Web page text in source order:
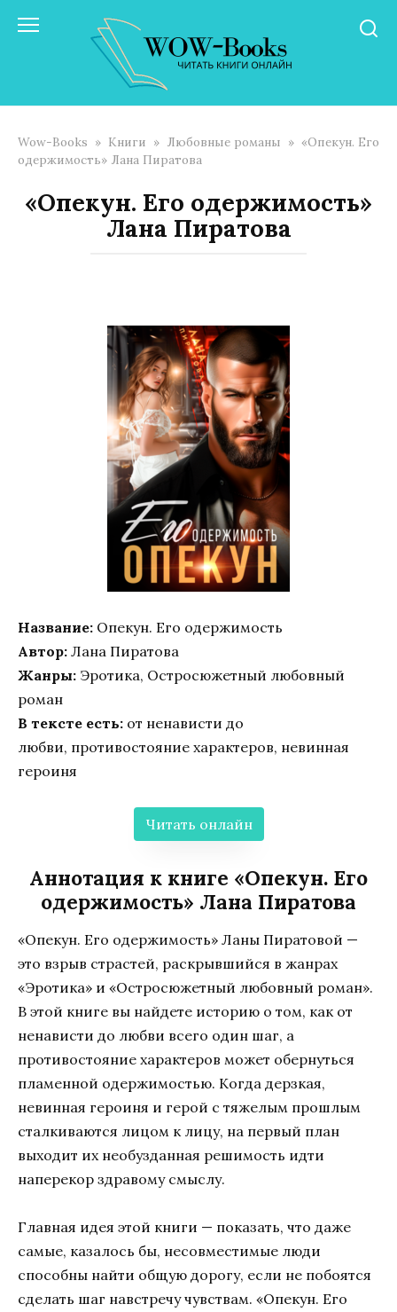
Wow-Books » Книги » Любовные романы » «Опекун. Его
одержимость» Лана Пиратова
«Опекун. Его одержимость»
Лана Пиратова
Название: Опекун. Его одержимость
Автор: Лана Пиратова
Жанры: Эротика, Остросюжетный любовный
роман
В тексте есть: от ненависти до
любви, противостояние характеров, невинная
героиня
Читать онлайн
Аннотация к книге «Опекун. Его
одержимость» Лана Пиратова
«Опекун. Его одержимость» Ланы Пиратовой —
это взрыв страстей, раскрывшийся в жанрах
«Эротика» и «Остросюжетный любовный роман».
В этой книге вы найдете историю о том, как от
ненависти до любви всего один шаг, а
противостояние характеров может обернуться
пламенной одержимостью. Когда дерзкая,
невинная героиня и герой с тяжелым прошлым
сталкиваются лицом к лицу, на первый план
выходит их необузданная решимость идти
наперекор здравому смыслу.
Главная идея этой книги — показать, что даже
самые, казалось бы, несовместимые люди
способны найти общую дорогу, если не побоятся
сделать шаг навстречу чувствам. «Опекун. Его